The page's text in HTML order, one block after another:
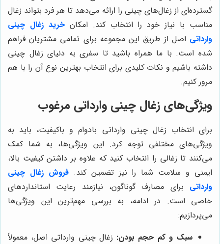
گسترده‌ای از زغال‌های چینی را ارائه می‌دهد تا هر فرد بتواند زغال
مناسب با نیاز خود را انتخاب کند. امکانخرید زغال چینی
وارداتی اصل از طریق این مجموعه برای تمامی مشتریان فراهم
شده است. با ما همراه باشید تا سفری به دنیای زغال چینی
داشته باشیم و نکات کلیدی برای انتخاب بهترین نوع آن را با هم
مرور کنیم.
ویژگی‌های زغال چینی وارداتی مرغوب
برای انتخاب زغال چینی وارداتی بادوام و باکیفیت، باید به
ویژگی‌های مختلفی توجه کرد. این ویژگی‌ها، به شما کمک
می‌کنند تا زغالی را انتخاب کنید که علاوه بر داشتن کیفیت بالا،
ایمنی و سلامت شما را نیز تضمین کند.فروش زغال چینی
وارداتی برای مصارف گوناگون، نیازمند رعایت استانداردهای
خاصی است. در ادامه، به بررسی مهم‌ترین این ویژگی‌ها
می‌پردازیم:
سبک و کم حجم بودن: زغال چینی وارداتی اصل، معمولاً